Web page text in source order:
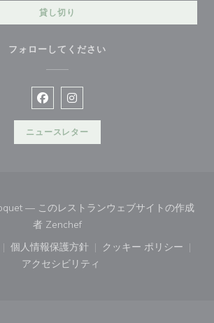
貸し切り
フォローしてください
Facebook ((新しいウィンドウで
Instagram ((新しいウィンド
ニュースレター
— このレストランウェブサイトの作成
者 Zenchef((新しいウィンドウで開きま
ドウで開きます))
いウィンドウで開きます))
個人情報保護方針
((新しいウィンドウで開きます))
クッキー ポリシー
((新しいウィ
アクセシビリティ
((新しいウィンドウで開きます))